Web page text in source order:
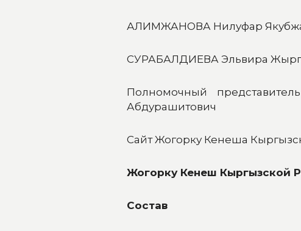
АЛИМЖАНОВА Нилуфар
СУРАБАЛДИЕВА Эльвира
Полномочный
Абдурашитович
Сайт Жогорку Кенеша
Жогорку Кенеш Кыргызской
Состав